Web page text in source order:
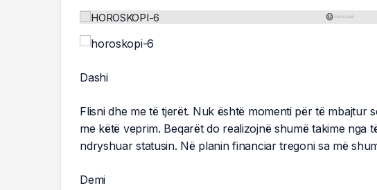
Dashi
Flisni dhe me të tjerët. Nuk është momenti për të mbajtur
me këtë veprim. Beqarët do realizojnë shumë takime nga
ndryshuar statusin. Në planin financiar tregoni sa më
Demi